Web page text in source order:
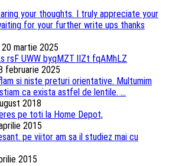
your thoughts. I truly appreciate your
for your further write ups thanks
martie 2025
rsF UWW byqMZT lIZt fqAMhLZ
februarie 2025
si niste preturi orientative. Multumim
ca exista astfel de lentile. ...
2018
pe toti la Home Depot,
2015
pe viitor am sa il studiez mai cu
2015